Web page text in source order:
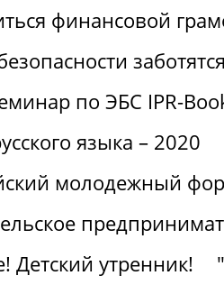
финансовой
заботятся
по ЭБС IPR-
языка – 2020
молодежный
Детский утренник!